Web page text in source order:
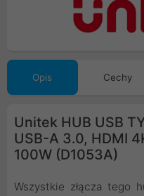
Opis Cechy
Unitek HUB USB
USB-A 3.0, HDMI
100W (D1053A)
Wszystkie złącza tego